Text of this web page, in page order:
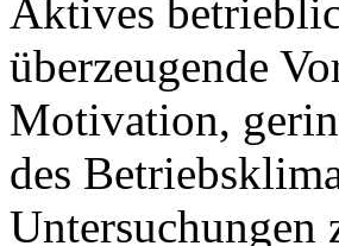
Aktives
überzeugende
Motivation,
des